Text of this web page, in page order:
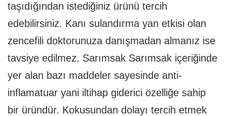
taşıdığından istediğiniz ürünü tercih
edebilirsiniz. Kanı sulandırma yan etkisi olan
zencefili doktorunuza danışmadan almanız ise
tavsiye edilmez. Sarımsak Sarımsak içeriğinde
yer alan bazı maddeler sayesinde anti-
inflamatuar yani iltihap giderici özelliğe sahip
bir üründür. Kokusundan dolayı tercih etmek